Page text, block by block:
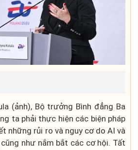
(ảnh), Bộ trưởng Bình đẳng Ba
ta phải thực hiện các biện pháp
những rủi ro và nguy cơ do AI và
như nắm bắt các cơ hội. Tất